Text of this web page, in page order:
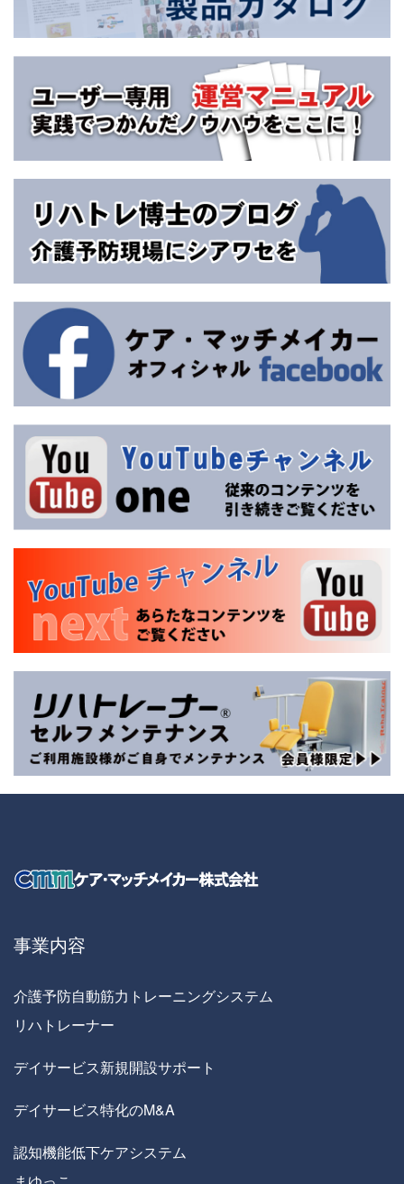
事業内容
介護予防自動筋力トレーニングシステム
リハトレーナー
デイサービス新規開設サポート
デイサービス特化のM&A
認知機能低下ケアシステム